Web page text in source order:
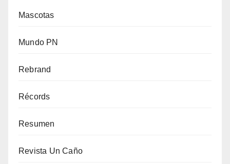
Mascotas
Mundo PN
Rebrand
Récords
Resumen
Revista Un Caño